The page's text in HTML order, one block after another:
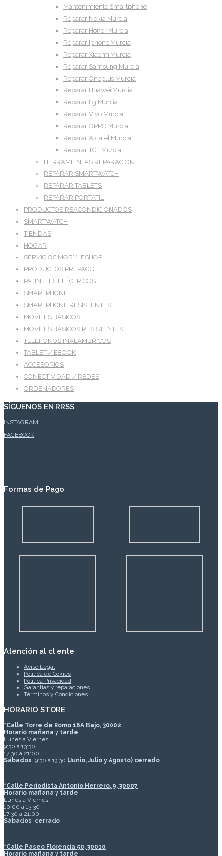
Mantenimiento Smartphone
Reparar Nokia Murcia
Reparar Honor Murcia
Reparar Iphone Murcia
Reparar Xiaomi Murcia
Reparar Samsung Murcia
Reparar Oneplus Murcia
Reparar Huawei Murcia
Reparar Lg Murcia
Reparar Vivo Murcia
Reparar OPPO Murcia
Reparar Alcatel Murcia
Reparar TCL Murcia
HERRAMIENTAS REPARACION
REPARAR SMARTWATCH
REPARAR TABLETS
REPARAR PORTATIL
PRODUCTOS REACONDICIONADOS
SMARTWATCH
TIENDAS
HOGAR
SERVICIOS MOBYLESHOP
PRODUCTOS PREPAGO
PATINETES ELÉCTRICOS
SMARTPHONE
SMARTPHONE RESISTENTES
MÓVILES BÁSICOS
MÓVILES BÁSICOS RESISTENTES
TELEFONOS INALAMBRICOS
TABLET / EBOOK
ACCESORIOS
CONECTIVIDAD / REDES
ORDENADORES
SÍGUENOS EN RRSS
INSTAGRAM
FACEBOOK
Formas de Pago
Atención al cliente
Aviso Legal
Política de Cokies
Política Privacidad
Garantías y reparaciones
Términos y Condiciones
HORARIO STORE
*Calle Torre de Romo 16A Bajo, 30002
Horario mañana y tarde
Lunes a Viernes
9:30 a 13:30
17:30 a 21:00
Sábados 9:30 a 13:30 (Junio, Julio y Agosto) cerrado
*Calle Periodista Antonio Herrero, 9, 30007
Horario mañana y tarde
Lunes a Viernes
10:00 a 13:30
17:30 a 21:00
Sábados cerrado
*Calle Paseo Florencia 50, 30010
Horario mañana y tarde